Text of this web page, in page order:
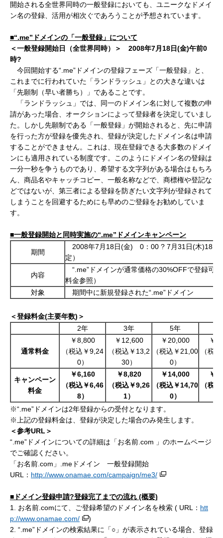
開始される全世界同時の一般登録においても、ユニークなドメイ
ン名の登録、活用が相次ぐであろうことが予想されています。
■“.me”ドメインの「一般登録」について
＜一般登録開始日（全世界同時） ＞ 2008年7月 18日(金)午前0
時?
今回開始する“.me”ドメインの登録フェーズ「一般登録」と、
これまでに行われていた「ランドラッシュ」との大きな違いは
「先願制（早い者勝ち）」であることです。
「ランドラッシュ」では、同一のドメイン名に対して複数の申
請があった場合、オークションによって登録者を決定していまし
た。しかし先願制である「一般登録」が開始されると、先に申請
を行った方が登録を優先され、登録が決定したドメイン名は申請
することができません。これは、現在登録できる大多数のドメイ
ンにも適用されている制度です。このようにドメイン名の登録は
一分一秒を争うものであり、希望する文字列がある場合はもちろ
ん、商品名やキャッチコピー、一般名称などで、商標権や登記な
どではないが、第三者による登録を防ぎたい文字列が登録されて
しまうことを回避するためにも早めのご登録をお勧めしていま
す。
■一般登録開始と同時実施の“.me”ドメインキャンペーン
期間
2008年7月18日(金) 0：00 ? 7月31日(木)18：
定）
内容
“.me”ドメインが通常価格の30%OFFで登録可
料金参照）
対象
期間中に新規登録された“.me”ドメイン
＜登録料金(主要年数)＞
2年
3年 5年
通常料金
￥8,800
（税込￥9,24
0）
￥12,600
（税込￥13,2
30）
￥20,000
（税込￥21,00
0）
￥
（税
キャンペーン
料金
￥6,160
（税込￥6,46
8）
￥8,820
（税込￥9,26
1）
￥14,000
（税込￥14,70
0）
￥
（税
※“.me”ドメインは2年登録からの受付となります。
※上記の登録料金は、登録が決定した場合のみ発生します。
＜参考URL＞
“.me”ドメインについての詳細は「お名前.com 」のホームページ
でご確認ください。
「お名前.com」.meドメイン 一般登録開始
URL： http://www.onamae.com/campaign/me3/
■ドメイン登録申請?登録完了までの流れ (概要)
1. お名前.comにて、ご登録希望のドメイン名を検索 ( URL： htt
p://www.onamae.com/
)
2. “.me”ドメインの検索結果に「○」が表示されている場合、登録